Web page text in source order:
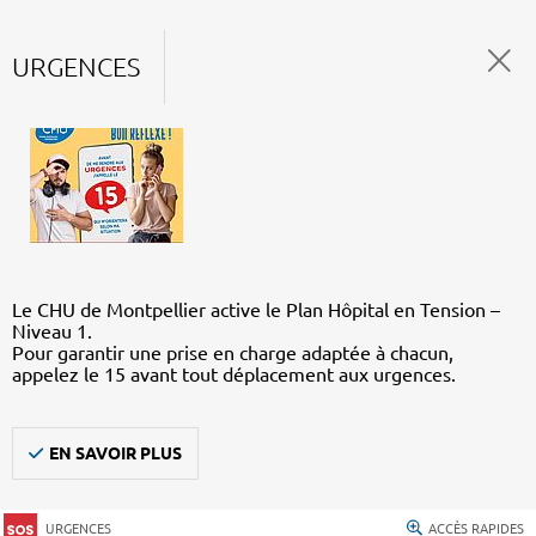
URGENCES
Le CHU de Montpellier active le Plan Hôpital en Tension –
Niveau 1.
Pour garantir une prise en charge adaptée à chacun,
appelez le 15 avant tout déplacement aux urgences.
EN SAVOIR PLUS
URGENCES ACCÈS RAPIDES